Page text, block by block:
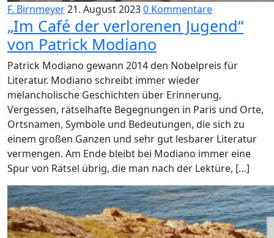
F. Birnmeyer21. August 20230 Kommentare
„Im Café der verlorenen Jugend“
von Patrick Modiano
Patrick Modiano gewann 2014 den Nobelpreis für
Literatur. Modiano schreibt immer wieder
melancholische Geschichten über Erinnerung,
Vergessen, rätselhafte Begegnungen in Paris und Orte,
Ortsnamen, Symbole und Bedeutungen, die sich zu
einem großen Ganzen und sehr gut lesbarer Literatur
vermengen. Am Ende bleibt bei Modiano immer eine
Spur von Rätsel übrig, die man nach der Lektüre, […]